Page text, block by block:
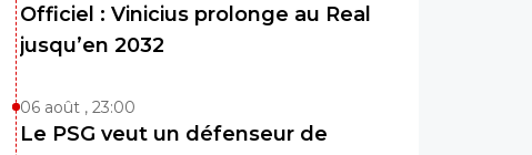
Officiel : Vinicius prolonge au Real
jusqu’en 2032
06 août , 23:00
Le PSG veut un défenseur de